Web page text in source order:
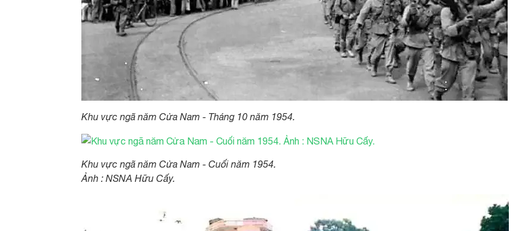
Khu vực ngã năm Cửa Nam - Tháng 10 năm 1954.
Khu vực ngã năm Cửa Nam - Cuối năm 1954.
Ảnh : NSNA Hữu Cấy.